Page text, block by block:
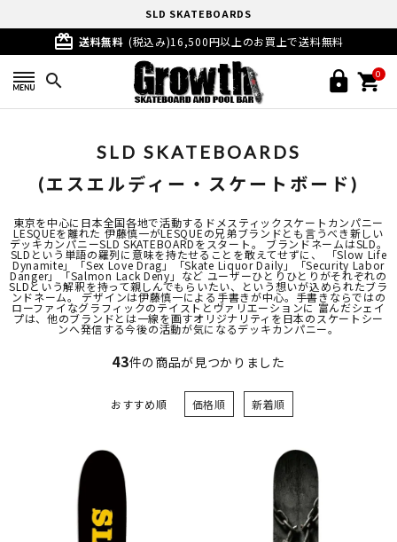
SLD SKATEBOARDS
(エスエルディー・スケートボード)
card_giftcard 送料無料 (税込み)16,500円以上のお買上で送料無料
search 0
SLD SKATEBOARDS
(エスエルディー・スケートボード)
東京を中心に日本全国各地で活動するドメスティックスケートカンパニー
LESQUEを離れた 伊藤慎一がLESQUEの兄弟ブランドとも言うべき新しい
デッキカンパニーSLD SKATEBOARDをスタート。 ブランドネームはSLD。
SLDという単語の羅列に意味を持たせることを敢えてせずに、 「Slow Life
Dynamite」「Sex Love Drag」「Skate Liquor Daily」「Security Labor
Danger」「Salmon Lack Deny」など ユーザーひとりひとりがそれぞれの
SLDという解釈を持って親しんでもらいたい、という想いが込められたブラ
ンドネーム。 デザインは伊藤慎一による手書きが中心。手書きならではの
ローファイなグラフィックのテイストとヴァリエーションに 富んだシェイ
プは、他のブランドとは一線を画すオリジナリティを日本のスケートシー
ンへ発信する今後の活動が気になるデッキカンパニー。
43件の商品が見つかりました
おすすめ順 価格順 新着順